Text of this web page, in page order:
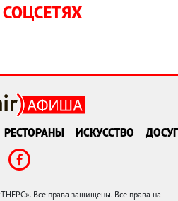
РЕСТОРАНЫ ИСКУССТВО ДОСУГ
Все права защищены. Все права на